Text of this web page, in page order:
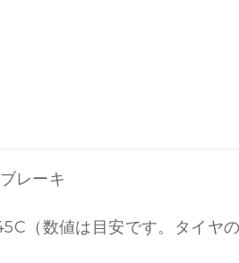
レーキ
（数値は目安です。タイヤ